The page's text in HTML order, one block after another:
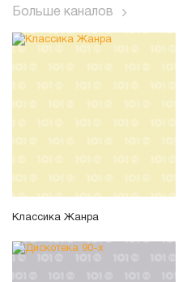
Больше каналов
Классика Жанра